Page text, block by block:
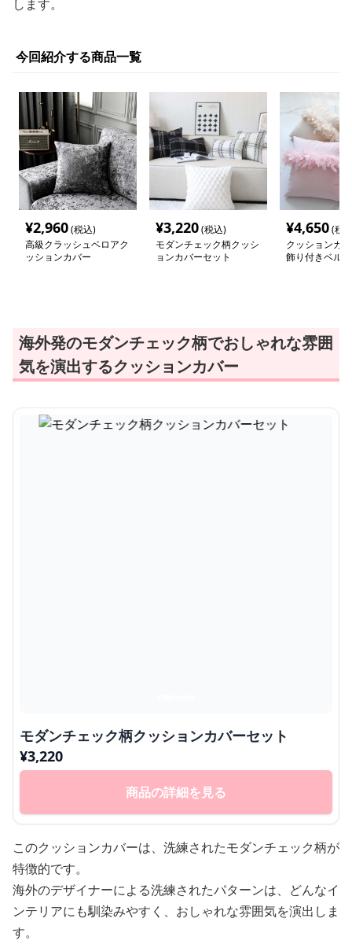
します。
今回紹介する商品一覧
¥2,960(税込)
高級クラッシュベロアク
ッションカバー
¥3,220(税込)
モダンチェック柄クッシ
ョンカバーセット
¥4,650(税
クッションカ
飾り付きベル
海外発のモダンチェック柄でおしゃれな雰囲
気を演出するクッションカバー
モダンチェック柄クッションカバーセット
¥3,220
商品の詳細を見る
このクッションカバーは、洗練されたモダンチェック柄が
特徴的です。
海外のデザイナーによる洗練されたパターンは、どんなイ
ンテリアにも馴染みやすく、おしゃれな雰囲気を演出しま
す。